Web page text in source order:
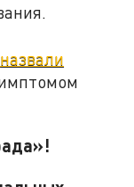
назвали